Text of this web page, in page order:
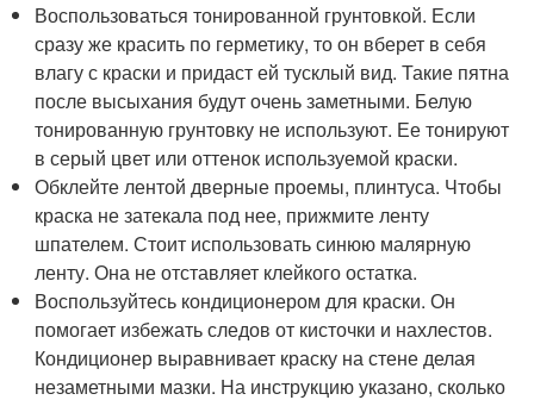
Воспользоваться тонированной грунтовкой. Если
сразу же красить по герметику, то он вберет в себя
влагу с краски и придаст ей тусклый вид. Такие пятна
после высыхания будут очень заметными. Белую
тонированную грунтовку не используют. Ее тонируют
в серый цвет или оттенок используемой краски.
Обклейте лентой дверные проемы, плинтуса. Чтобы
краска не затекала под нее, прижмите ленту
шпателем. Стоит использовать синюю малярную
ленту. Она не отставляет клейкого остатка.
Воспользуйтесь кондиционером для краски. Он
помогает избежать следов от кисточки и нахлестов.
Кондиционер выравнивает краску на стене делая
незаметными мазки. На инструкцию указано, сколько